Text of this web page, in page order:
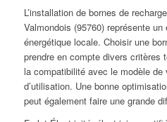
L’installation de bornes de
Valmondois (95760) représente
énergétique locale. Choisir une
prendre en compte divers critères
la compatibilité avec le modèle
d’utilisation. Une bonne
peut également faire une grande